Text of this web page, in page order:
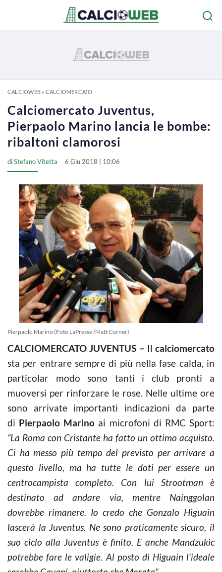
CALCIOWEB» CALCIOMERCATO
Calciomercato Juventus,
Pierpaolo Marino lancia le bombe:
ribaltoni clamorosi
diStefano Vitetta 6 Giu 2018 | 10:06
Pierpaolo Marino (Foto LaPresse /Matt Corner)
CALCIOMERCATO JUVENTUS – Il calciomercato
sta per entrare sempre di più nella fase calda, in
particolar modo sono tanti i club pronti a
muoversi per rinforzare le rose. Nelle ultime ore
sono arrivate importanti indicazioni da parte
di Pierpaolo Marino ai microfoni di RMC Sport:
“La Roma con Cristante ha fatto un ottimo acquisto.
Ci ha messo più tempo del previsto per arrivare a
questo livello, ma ha tutte le doti per essere un
centrocampista completo. Con lui Strootman è
destinato ad andare via, mentre Nainggolan
dovrebbe rimanere. Io credo che Gonzalo Higuain
lascerà la Juventus. Ne sono praticamente sicuro, il
suo ciclo alla Juventus è finito. E anche Mandzukic
potrebbe fare le valigie. Al posto di Higuain l’ideale